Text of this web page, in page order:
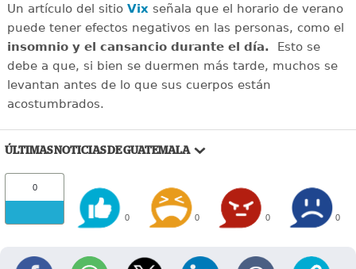
Un artículo del sitio Vix señala que el horario de verano
puede tener efectos negativos en las personas, como el
insomnio y el cansancio durante el día. Esto se
debe a que, si bien se duermen más tarde, muchos se
levantan antes de lo que sus cuerpos están
acostumbrados.
ÚLTIMAS NOTICIAS DE GUATEMALA
0
0 0 0 0